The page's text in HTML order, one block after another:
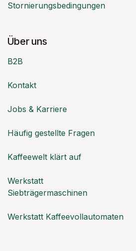
Stornierungsbedingungen
Über uns
B2B
Kontakt
Jobs & Karriere
Häufig gestellte Fragen
Kaffeewelt klärt auf
Werkstatt
Siebträgermaschinen
Werkstatt Kaffeevollautomaten